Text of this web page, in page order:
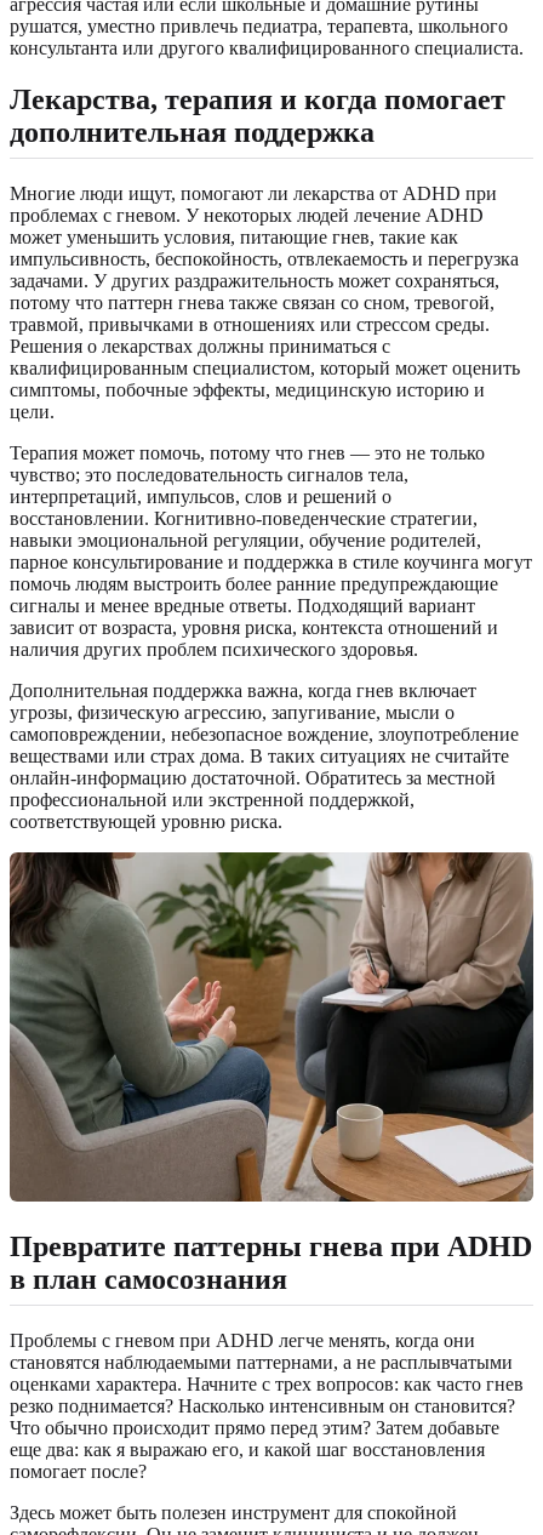
рушатся, уместно привлечь педиатра, терапевта, школьного
консультанта или другого квалифицированного специалиста.
Лекарства, терапия и когда помогает
дополнительная поддержка
Многие люди ищут, помогают ли лекарства от ADHD при
проблемах с гневом. У некоторых людей лечение ADHD
может уменьшить условия, питающие гнев, такие как
импульсивность, беспокойность, отвлекаемость и перегрузка
задачами. У других раздражительность может сохраняться,
потому что паттерн гнева также связан со сном, тревогой,
травмой, привычками в отношениях или стрессом среды.
Решения о лекарствах должны приниматься с
квалифицированным специалистом, который может оценить
симптомы, побочные эффекты, медицинскую историю и
цели.
Терапия может помочь, потому что гнев — это не только
чувство; это последовательность сигналов тела,
интерпретаций, импульсов, слов и решений о
восстановлении. Когнитивно-поведенческие стратегии,
навыки эмоциональной регуляции, обучение родителей,
парное консультирование и поддержка в стиле коучинга могут
помочь людям выстроить более ранние предупреждающие
сигналы и менее вредные ответы. Подходящий вариант
зависит от возраста, уровня риска, контекста отношений и
наличия других проблем психического здоровья.
Дополнительная поддержка важна, когда гнев включает
угрозы, физическую агрессию, запугивание, мысли о
самоповреждении, небезопасное вождение, злоупотребление
веществами или страх дома. В таких ситуациях не считайте
онлайн-информацию достаточной. Обратитесь за местной
профессиональной или экстренной поддержкой,
соответствующей уровню риска.
Превратите паттерны гнева при ADHD
в план самосознания
Проблемы с гневом при ADHD легче менять, когда они
становятся наблюдаемыми паттернами, а не расплывчатыми
оценками характера. Начните с трех вопросов: как часто гнев
резко поднимается? Насколько интенсивным он становится?
Что обычно происходит прямо перед этим? Затем добавьте
еще два: как я выражаю его, и какой шаг восстановления
помогает после?
Здесь может быть полезен инструмент для спокойной